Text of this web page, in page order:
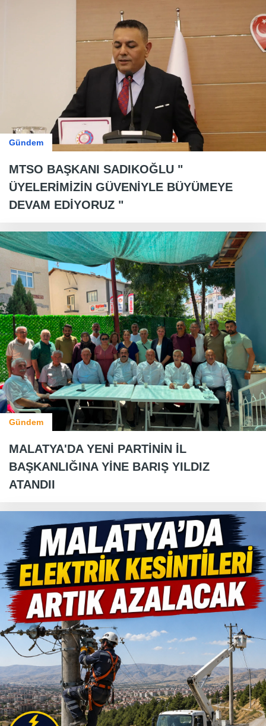
Gündem
MTSO BAŞKANI SADIKOĞLU "
ÜYELERİMİZİN GÜVENİYLE BÜYÜMEYE
DEVAM EDİYORUZ "
Gündem
MALATYA'DA YENİ PARTİNİN İL
BAŞKANLIĞINA YİNE BARIŞ YILDIZ
ATANDII